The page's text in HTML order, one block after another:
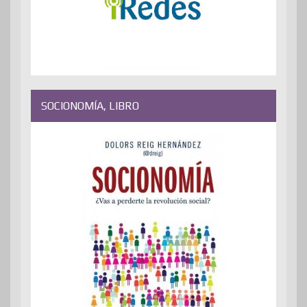
SOCIONOMÍA, LIBRO